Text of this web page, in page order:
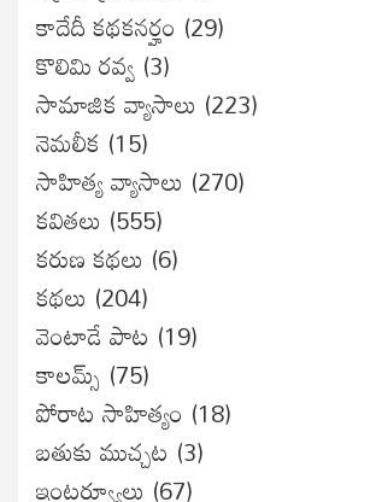
కాదేదీ కథకనర్హం (29)
కొలిమి రవ్వ (3)
సామాజిక వ్యాసాలు (223)
నెమలీక (15)
సాహిత్య వ్యాసాలు (270)
కవితలు (555)
కరుణ కథలు (6)
కథలు (204)
వెంటాడే పాట (19)
కాలమ్స్ (75)
పోరాట సాహిత్యం (18)
బతుకు ముచ్చట (3)
ఇంటర్వ్యూలు (67)